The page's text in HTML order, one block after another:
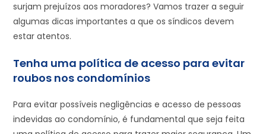
surjam prejuízos aos moradores? Vamos trazer a seguir
algumas dicas importantes a que os síndicos devem
estar atentos.
Tenha uma política de acesso para evitar
roubos nos condomínios
Para evitar possíveis negligências e acesso de pessoas
indevidas ao condomínio, é fundamental que seja feita